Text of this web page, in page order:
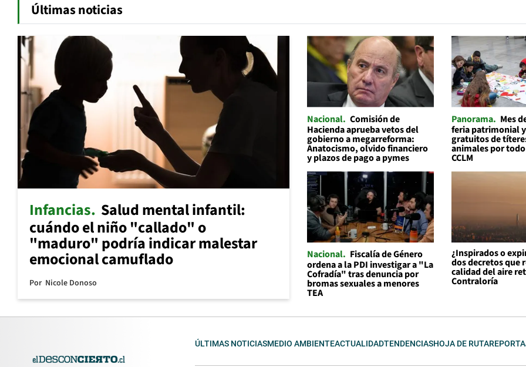
Últimas noticias
Infancias Salud mental infantil:
cuándo el niño "callado" o
"maduro" podría indicar malestar
emocional camuflado
Por Nicole Donoso
Nacional Comisión de
Hacienda aprueba vetos del
gobierno a megarreforma:
Anatocismo, olvido financiero
y plazos de pago a pymes
Panorama Mes
feria patrimonial
gratuitos de
animales por
CCLM
Nacional
Fiscalía de Género
ordena a la PDI investigar a "La
Cofradía" tras denuncia por
bromas sexuales a menores
TEA
¿Inspirados o
dos decretos que
calidad del aire
Contraloría
ÚLTIMAS NOTICIASMEDIO AMBIENTEACTUALIDADTENDENCIASHOJA DE RUTA